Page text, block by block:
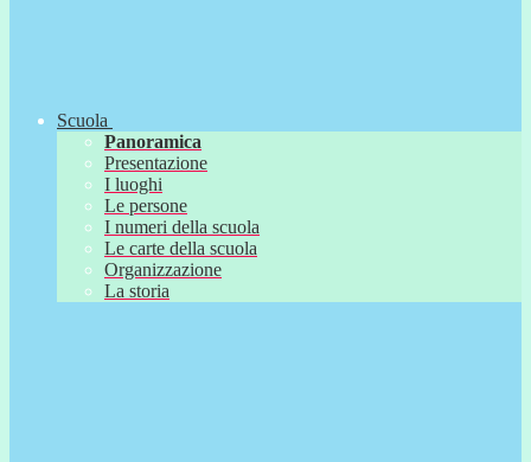
Scuola
Panoramica
Presentazione
I luoghi
Le persone
I numeri della scuola
Le carte della scuola
Organizzazione
La storia